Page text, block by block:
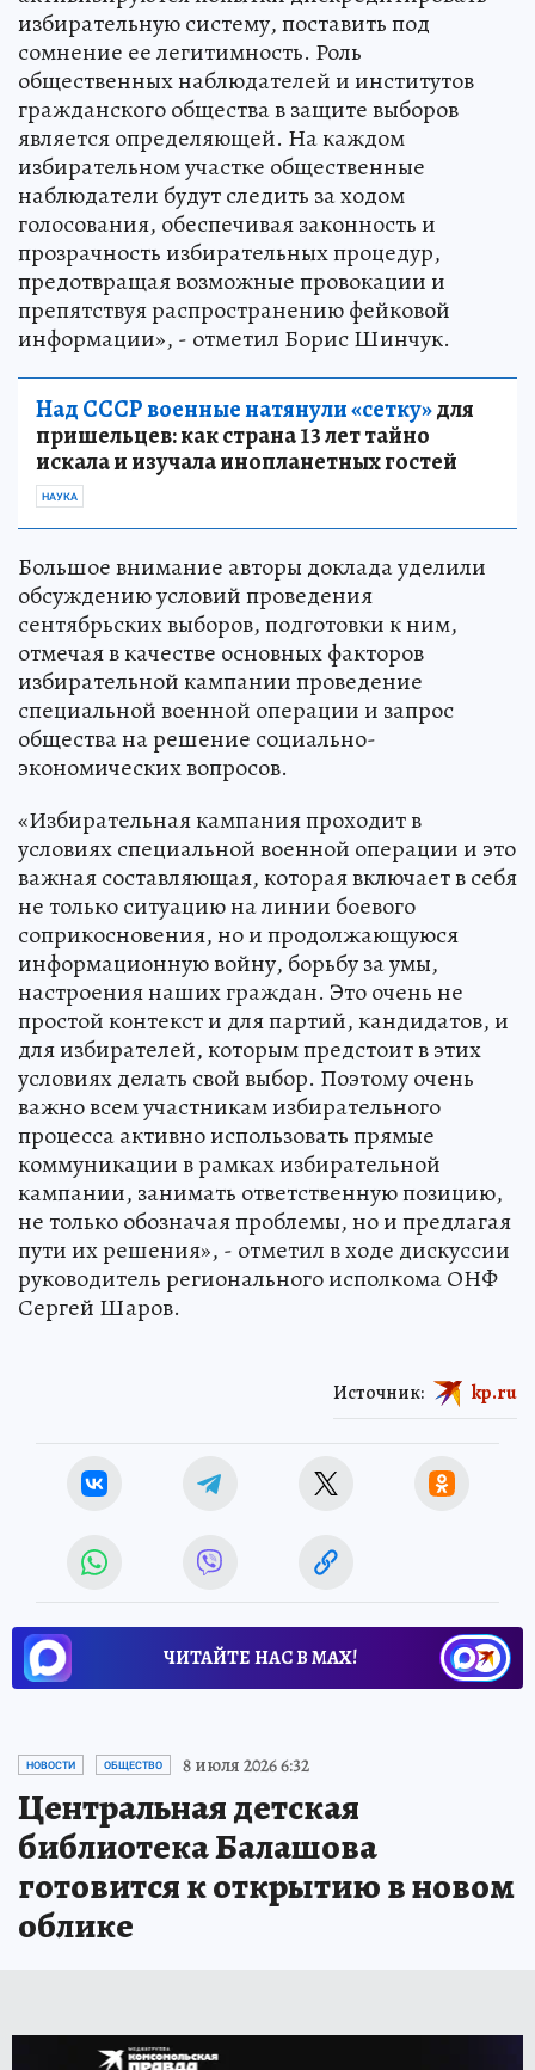
избирательную систему, поставить под
сомнение ее легитимность. Роль
общественных наблюдателей и институтов
гражданского общества в защите выборов
является определяющей. На каждом
избирательном участке общественные
наблюдатели будут следить за ходом
голосования, обеспечивая законность и
прозрачность избирательных процедур,
предотвращая возможные провокации и
препятствуя распространению фейковой
информации», - отметил Борис Шинчук.
Над СССР военные натянули «сетку»для
пришельцев: как страна 13 лет тайно
искала и изучала инопланетных гостей
НАУКА
Большое внимание авторы доклада уделили
обсуждению условий проведения
сентябрьских выборов, подготовки к ним,
отмечая в качестве основных факторов
избирательной кампании проведение
специальной военной операции и запрос
общества на решение социально-
экономических вопросов.
«Избирательная кампания проходит в
условиях специальной военной операции и это
важная составляющая, которая включает в себя
не только ситуацию на линии боевого
соприкосновения, но и продолжающуюся
информационную войну, борьбу за умы,
настроения наших граждан. Это очень не
простой контекст и для партий, кандидатов, и
для избирателей, которым предстоит в этих
условиях делать свой выбор. Поэтому очень
важно всем участникам избирательного
процесса активно использовать прямые
коммуникации в рамках избирательной
кампании, занимать ответственную позицию,
не только обозначая проблемы, но и предлагая
пути их решения», - отметил в ходе дискуссии
руководитель регионального исполкома ОНФ
Сергей Шаров.
Источник: kp.ru
ЧИТАЙТЕ НАС В МАХ!
НОВОСТИ ОБЩЕСТВО 8 июля 2026 6:32
Центральная детская
библиотека Балашова
готовится к открытию в новом
облике